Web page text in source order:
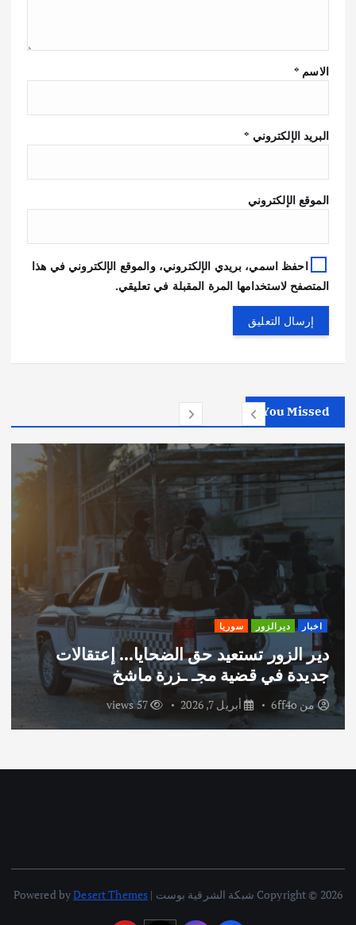
الاسم *
البريد الإلكتروني *
الموقع الإلكتروني
احفظ اسمي، بريدي الإلكتروني، والموقع الإلكتروني في هذا
المتصفح لاستخدامها المرة المقبلة في تعليقي.
You Missed
اخبار الحسكة سوريا قسد
“عيون موسكو” في القامشلي: انسحاب
عسكري وتغلغل استخباراتي.. ما القصة؟
من6ff4o مارس 25, 2026 92 views
Copyright © 2026 شبكة الشرقية بوست | Powered by Desert Themes